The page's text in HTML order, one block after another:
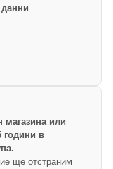
магазина или
години в
ще отстраним